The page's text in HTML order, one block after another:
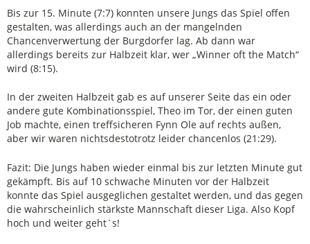
Bis zur 15. Minute (7:7) konnten unsere Jungs das Spiel offen
gestalten, was allerdings auch an der mangelnden
Chancenverwertung der Burgdorfer lag. Ab dann war
allerdings bereits zur Halbzeit klar, wer „Winner oft the Match“
wird (8:15).
In der zweiten Halbzeit gab es auf unserer Seite das ein oder
andere gute Kombinationsspiel, Theo im Tor, der einen guten
Job machte, einen treffsicheren Fynn Ole auf rechts außen,
aber wir waren nichtsdestotrotz leider chancenlos (21:29).
Fazit: Die Jungs haben wieder einmal bis zur letzten Minute gut
gekämpft. Bis auf 10 schwache Minuten vor der Halbzeit
konnte das Spiel ausgeglichen gestaltet werden, und das gegen
die wahrscheinlich stärkste Mannschaft dieser Liga. Also Kopf
hoch und weiter geht`s!